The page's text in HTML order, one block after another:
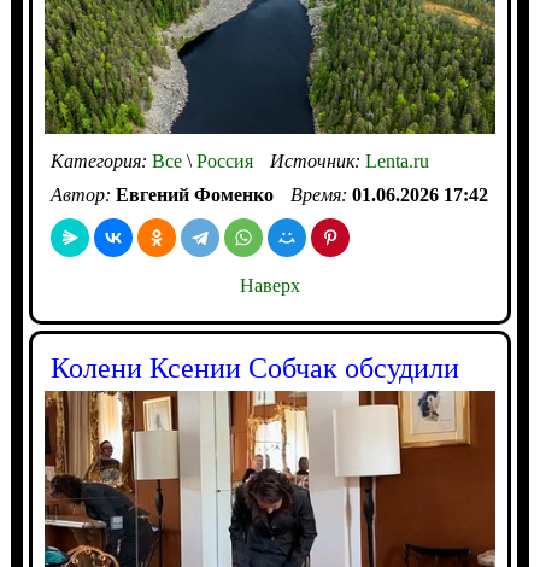
Категория: Все\Россия Источник: Lenta.ru
Автор: Евгений Фоменко Время: 01.06.2026 17:42
Наверх
Колени Ксении Собчак обсудили